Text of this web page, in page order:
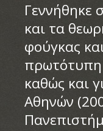
Γεννήθηκε
και τα
φούγκας
πρωτότυπη
καθώς και
Αθηνών